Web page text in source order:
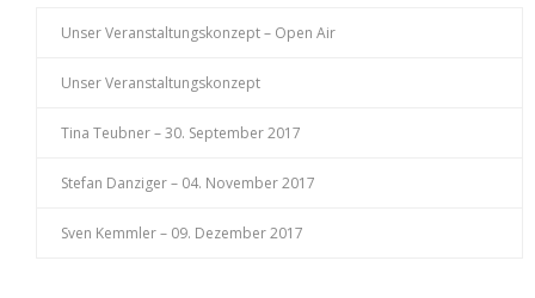
Unser Veranstaltungskonzept – Open Air
Unser Veranstaltungskonzept
Tina Teubner – 30. September 2017
Stefan Danziger – 04. November 2017
Sven Kemmler – 09. Dezember 2017